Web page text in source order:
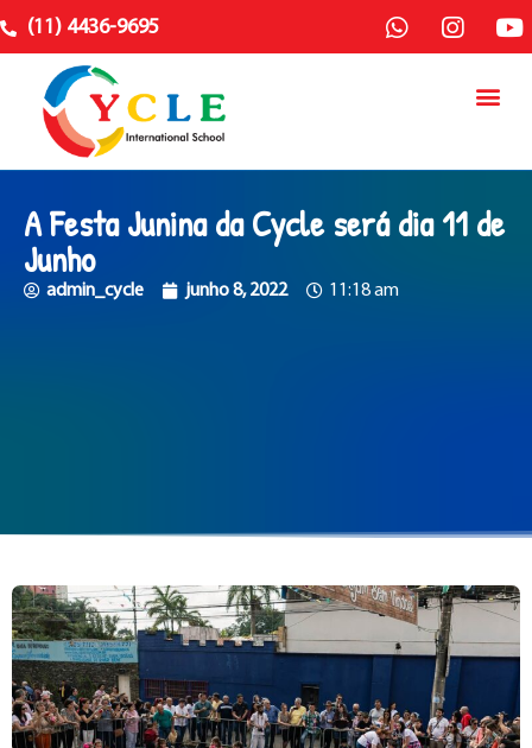
(11) 4436-9695
A Festa Junina da Cycle será dia 11 de
Junho
admin_cycle junho 8, 2022 11:18 am